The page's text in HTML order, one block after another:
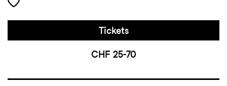
Tickets
CHF 25-70